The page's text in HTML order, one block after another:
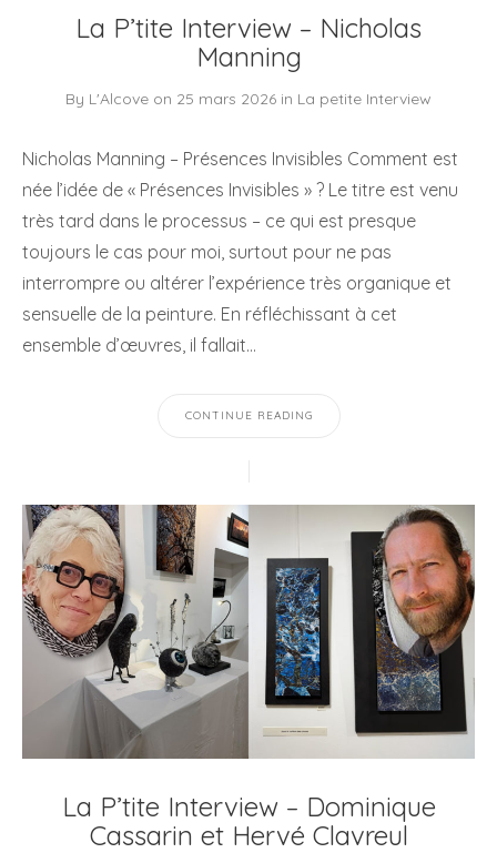
La P’tite Interview – Nicholas
Manning
By L'Alcove on 25 mars 2026 in La petite Interview
Nicholas Manning – Présences Invisibles Comment est
née l’idée de « Présences Invisibles » ? Le titre est venu
très tard dans le processus – ce qui est presque
toujours le cas pour moi, surtout pour ne pas
interrompre ou altérer l’expérience très organique et
sensuelle de la peinture. En réfléchissant à cet
ensemble d’œuvres, il fallait…
CONTINUE READING
La P’tite Interview – Dominique
Cassarin et Hervé Clavreul